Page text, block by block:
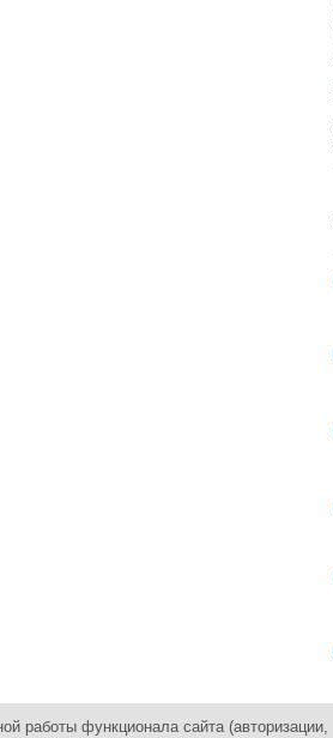
работы функционала сайта (авторизации,